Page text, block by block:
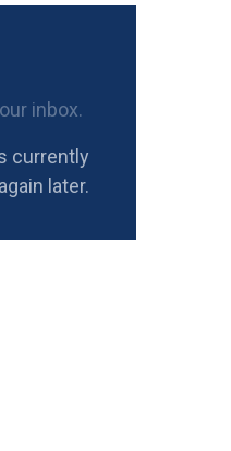
inbox.
currently
later.